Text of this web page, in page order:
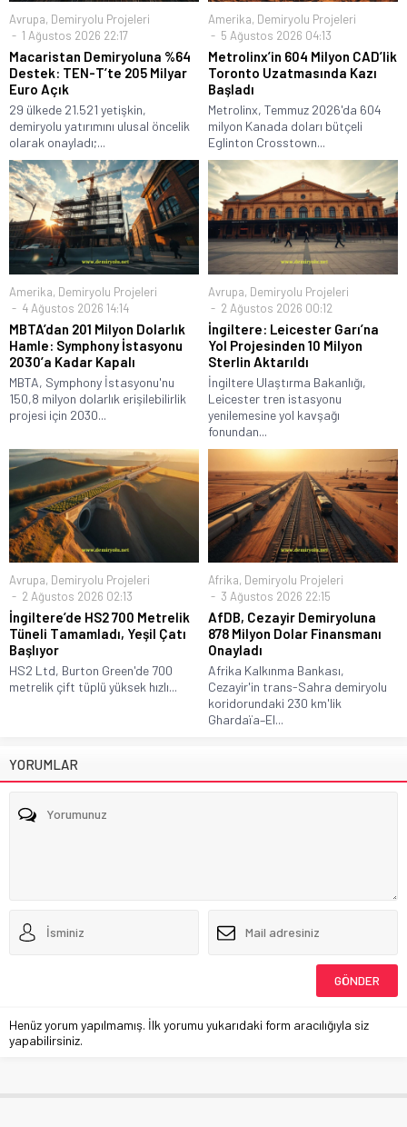
Avrupa, Demiryolu Projeleri
1 Ağustos 2026 22:17
Macaristan Demiryoluna %64
Destek: TEN-T’te 205 Milyar
Euro Açık
29 ülkede 21.521 yetişkin,
demiryolu yatırımını ulusal öncelik
olarak onayladı;...
Amerika, Demiryolu Projeleri
5 Ağustos 2026 04:13
Metrolinx’in 604 Milyon CAD’lik
Toronto Uzatmasında Kazı
Başladı
Metrolinx, Temmuz 2026'da 604
milyon Kanada doları bütçeli
Eglinton Crosstown...
Amerika, Demiryolu Projeleri
4 Ağustos 2026 14:14
MBTA’dan 201 Milyon Dolarlık
Hamle: Symphony İstasyonu
2030’a Kadar Kapalı
MBTA, Symphony İstasyonu'nu
150,8 milyon dolarlık erişilebilirlik
projesi için 2030...
Avrupa, Demiryolu Projeleri
2 Ağustos 2026 00:12
İngiltere: Leicester Garı’na
Yol Projesinden 10 Milyon
Sterlin Aktarıldı
İngiltere Ulaştırma Bakanlığı,
Leicester tren istasyonu
yenilemesine yol kavşağı
fonundan...
Avrupa, Demiryolu Projeleri
2 Ağustos 2026 02:13
İngiltere’de HS2 700 Metrelik
Tüneli Tamamladı, Yeşil Çatı
Başlıyor
HS2 Ltd, Burton Green'de 700
metrelik çift tüplü yüksek hızlı...
Afrika, Demiryolu Projeleri
3 Ağustos 2026 22:15
AfDB, Cezayir Demiryoluna
878 Milyon Dolar Finansmanı
Onayladı
Afrika Kalkınma Bankası,
Cezayir'in trans-Sahra demiryolu
koridorundaki 230 km'lik
Ghardaïa–El...
YORUMLAR
Henüz yorum yapılmamış. İlk yorumu yukarıdaki form aracılığıyla siz
yapabilirsiniz.